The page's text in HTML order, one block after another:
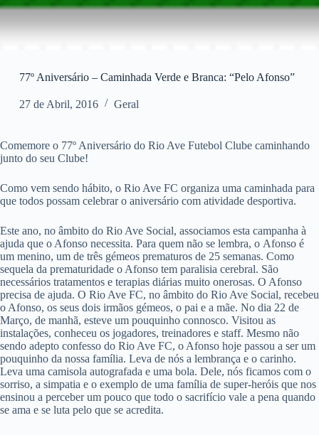
77º Aniversário – Caminhada Verde e Branca: “Pelo Afonso”
27 de Abril, 2016 Geral
Comemore o 77º Aniversário do Rio Ave Futebol Clube caminhando
junto do seu Clube!
Como vem sendo hábito, o Rio Ave FC organiza uma caminhada para
que todos possam celebrar o aniversário com atividade desportiva.
Este ano, no âmbito do Rio Ave Social, associamos esta campanha à
ajuda que o Afonso necessita. Para quem não se lembra, o Afonso é
um menino, um de três gémeos prematuros de 25 semanas. Como
sequela da prematuridade o Afonso tem paralisia cerebral. São
necessários tratamentos e terapias diárias muito onerosas. O Afonso
precisa de ajuda. O Rio Ave FC, no âmbito do Rio Ave Social, recebeu
o Afonso, os seus dois irmãos gémeos, o pai e a mãe. No dia 22 de
Março, de manhã, esteve um pouquinho connosco. Visitou as
instalações, conheceu os jogadores, treinadores e staff. Mesmo não
sendo adepto confesso do Rio Ave FC, o Afonso hoje passou a ser um
pouquinho da nossa família. Leva de nós a lembrança e o carinho.
Leva uma camisola autografada e uma bola. Dele, nós ficamos com o
sorriso, a simpatia e o exemplo de uma família de super-heróis que nos
ensinou a perceber um pouco que todo o sacrifício vale a pena quando
se ama e se luta pelo que se acredita.